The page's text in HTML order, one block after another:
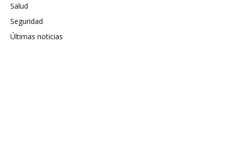
Salud
Seguridad
Últimas noticias